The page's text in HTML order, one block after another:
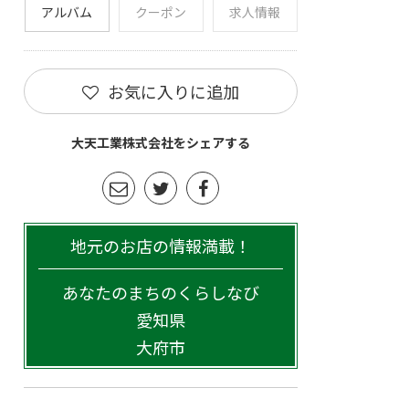
アルバム クーポン 求人情報
お気に入りに追加
大天工業株式会社をシェアする
地元のお店の情報満載！
あなたのまちのくらしなび
愛知県
大府市